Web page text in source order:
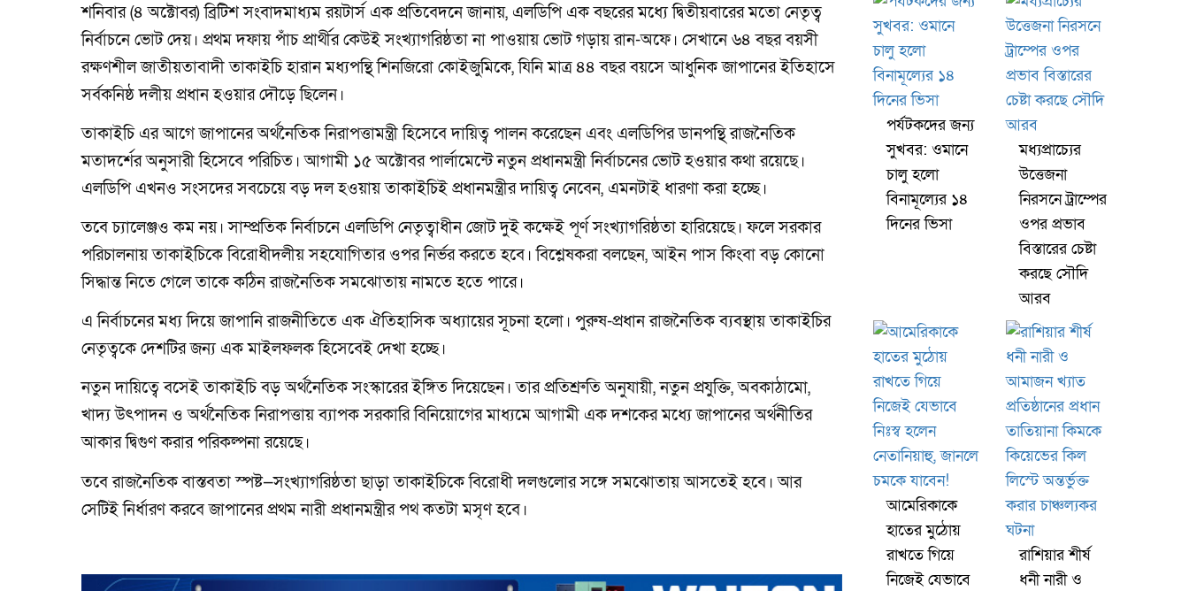
শনিবার (৪ অক্টোবর) ব্রিটিশ সংবাদমাধ্যম রয়টার্স এক প্রতিবেদনে জানায়, এলডিপি এক বছরের মধ্যে দ্বিতীয়বারের মতো নেতৃত্ব
নির্বাচনে ভোট দেয়। প্রথম দফায় পাঁচ প্রার্থীর কেউই সংখ্যাগরিষ্ঠতা না পাওয়ায় ভোট গড়ায় রান-অফে। সেখানে ৬৪ বছর বয়সী
রক্ষণশীল জাতীয়তাবাদী তাকাইচি হারান মধ্যপন্থি শিনজিরো কোইজুমিকে, যিনি মাত্র ৪৪ বছর বয়সে আধুনিক জাপানের ইতিহাসে
সর্বকনিষ্ঠ দলীয় প্রধান হওয়ার দৌড়ে ছিলেন।
তাকাইচি এর আগে জাপানের অর্থনৈতিক নিরাপত্তামন্ত্রী হিসেবে দায়িত্ব পালন করেছেন এবং এলডিপির ডানপন্থি রাজনৈতিক
মতাদর্শের অনুসারী হিসেবে পরিচিত। আগামী ১৫ অক্টোবর পার্লামেন্টে নতুন প্রধানমন্ত্রী নির্বাচনের ভোট হওয়ার কথা রয়েছে।
এলডিপি এখনও সংসদের সবচেয়ে বড় দল হওয়ায় তাকাইচিই প্রধানমন্ত্রীর দায়িত্ব নেবেন, এমনটাই ধারণা করা হচ্ছে।
তবে চ্যালেঞ্জও কম নয়। সাম্প্রতিক নির্বাচনে এলডিপি নেতৃত্বাধীন জোট দুই কক্ষেই পূর্ণ সংখ্যাগরিষ্ঠতা হারিয়েছে। ফলে সরকার
পরিচালনায় তাকাইচিকে বিরোধীদলীয় সহযোগিতার ওপর নির্ভর করতে হবে। বিশ্লেষকরা বলছেন, আইন পাস কিংবা বড় কোনো
সিদ্ধান্ত নিতে গেলে তাকে কঠিন রাজনৈতিক সমঝোতায় নামতে হতে পারে।
এ নির্বাচনের মধ্য দিয়ে জাপানি রাজনীতিতে এক ঐতিহাসিক অধ্যায়ের সূচনা হলো। পুরুষ-প্রধান রাজনৈতিক ব্যবস্থায় তাকাইচির
নেতৃত্বকে দেশটির জন্য এক মাইলফলক হিসেবেই দেখা হচ্ছে।
নতুন দায়িত্বে বসেই তাকাইচি বড় অর্থনৈতিক সংস্কারের ইঙ্গিত দিয়েছেন। তার প্রতিশ্রুতি অনুযায়ী, নতুন প্রযুক্তি, অবকাঠামো,
খাদ্য উৎপাদন ও অর্থনৈতিক নিরাপত্তায় ব্যাপক সরকারি বিনিয়োগের মাধ্যমে আগামী এক দশকের মধ্যে জাপানের অর্থনীতির
আকার দ্বিগুণ করার পরিকল্পনা রয়েছে।
তবে রাজনৈতিক বাস্তবতা স্পষ্ট—সংখ্যাগরিষ্ঠতা ছাড়া তাকাইচিকে বিরোধী দলগুলোর সঙ্গে সমঝোতায় আসতেই হবে। আর
সেটিই নির্ধারণ করবে জাপানের প্রথম নারী প্রধানমন্ত্রীর পথ কতটা মসৃণ হবে।
পর্যটকদের জন্য
সুখবর: ওমানে
চালু হলো
বিনামূল্যের ১৪
দিনের ভিসা
মধ্যপ্রাচ্যের
উত্তেজনা
নিরসনে ট্রাম্পের
ওপর প্রভাব
বিস্তারের চেষ্টা
করছে সৌদি
আরব
আমেরিকাকে
হাতের মুঠোয়
রাখতে গিয়ে
নিজেই যেভাবে
রাশিয়ার শীর্ষ
ধনী নারী ও